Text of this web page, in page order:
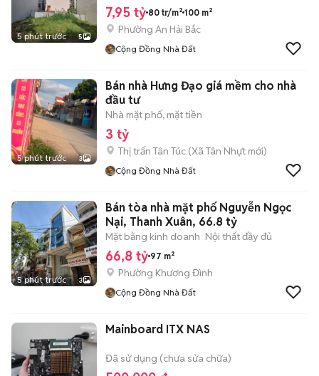
5 phút trước 5
7,95 tỷ 80 tr/m² 100 m²
Phường An Hải Bắc
Cộng Đồng Nhà Đất
5 phút trước 3
Bán nhà Hưng Đạo giá mềm cho nhà
đầu tư
Nhà mặt phố, mặt tiền
3 tỷ
Thị trấn Tân Túc (Xã Tân Nhựt mới)
Cộng Đồng Nhà Đất
5 phút trước 3
Bán tòa nhà mặt phố Nguyễn Ngọc
Nại, Thanh Xuân, 66.8 tỷ
Mặt bằng kinh doanh Nội thất đầy đủ
66,8 tỷ 97 m²
Phường Khương Đình
Cộng Đồng Nhà Đất
Mainboard ITX NAS
Đã sử dụng (chưa sửa chữa)